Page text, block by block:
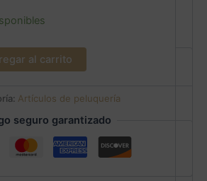
al carrito
Artículos de peluquería
seguro garantizado